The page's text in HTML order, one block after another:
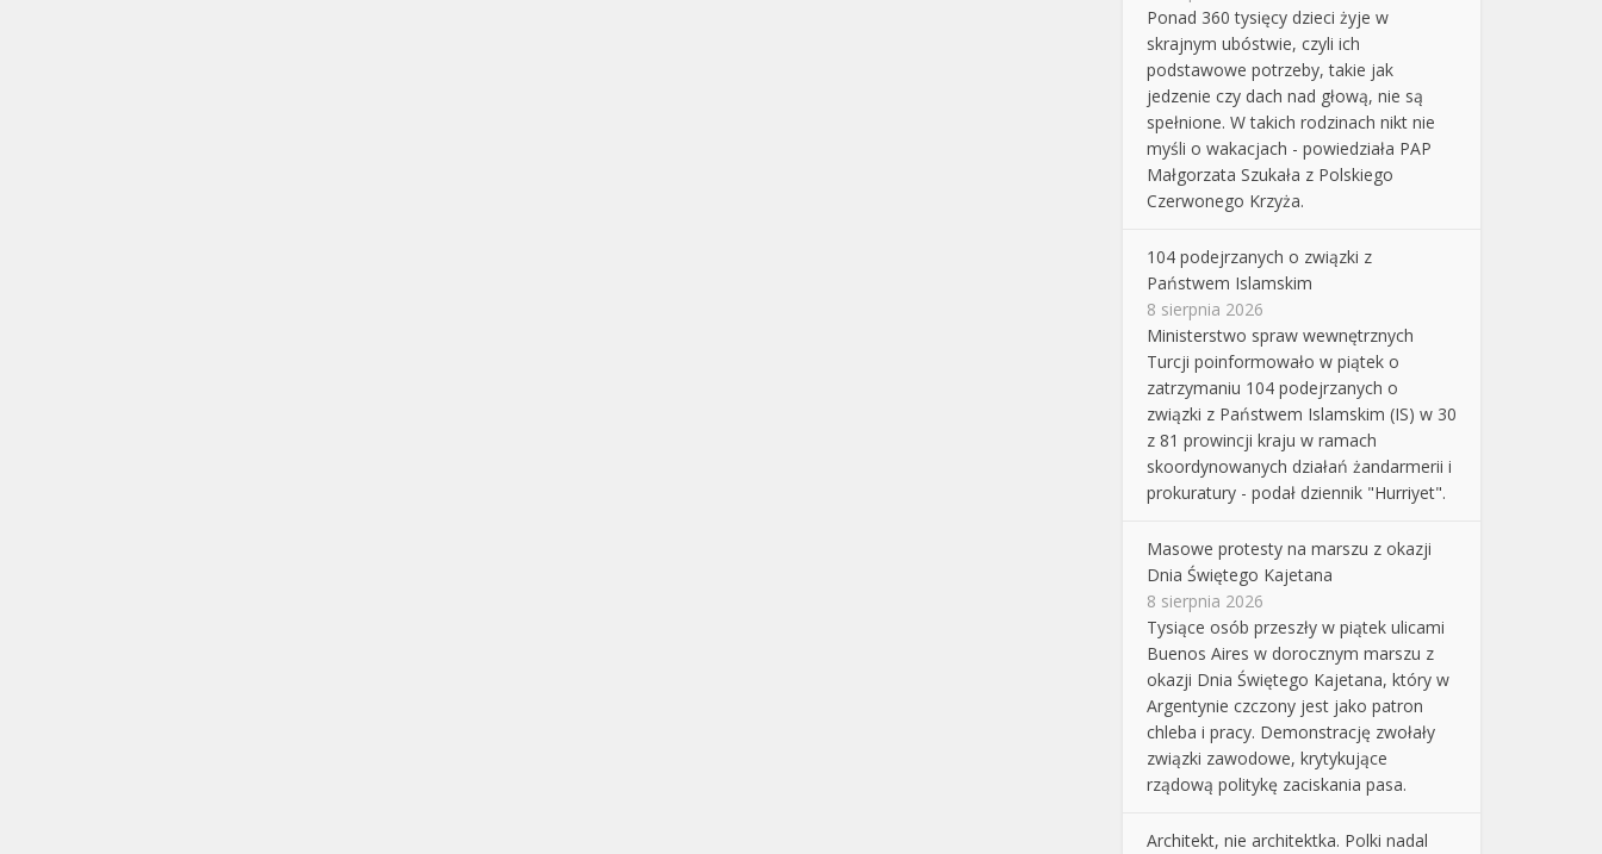
Ponad 360 tysięcy dzieci żyje w
skrajnym ubóstwie, czyli ich
podstawowe potrzeby, takie jak
jedzenie czy dach nad głową, nie są
spełnione. W takich rodzinach nikt nie
myśli o wakacjach - powiedziała PAP
Małgorzata Szukała z Polskiego
Czerwonego Krzyża.
104 podejrzanych o związki z
Państwem Islamskim
8 sierpnia 2026
Ministerstwo spraw wewnętrznych
Turcji poinformowało w piątek o
zatrzymaniu 104 podejrzanych o
związki z Państwem Islamskim (IS) w 30
z 81 prowincji kraju w ramach
skoordynowanych działań żandarmerii i
prokuratury - podał dziennik "Hurriyet".
Masowe protesty na marszu z okazji
Dnia Świętego Kajetana
8 sierpnia 2026
Tysiące osób przeszły w piątek ulicami
Buenos Aires w dorocznym marszu z
okazji Dnia Świętego Kajetana, który w
Argentynie czczony jest jako patron
chleba i pracy. Demonstrację zwołały
związki zawodowe, krytykujące
rządową politykę zaciskania pasa.
Architekt, nie architektka. Polki nadal